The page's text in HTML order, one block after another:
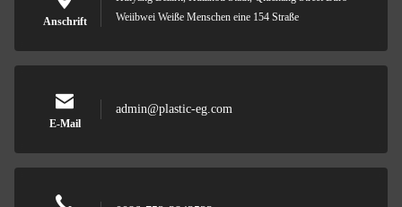
Anschrift
Weiibwei Weiße Menschen eine 154 Straße
E-Mail
admin@plastic-eg.com